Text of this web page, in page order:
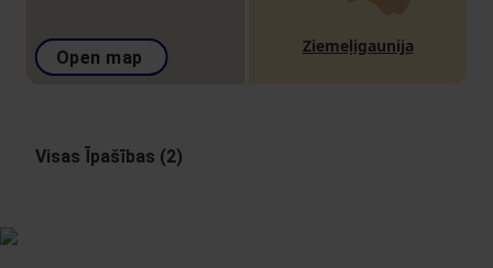
Open map
Ziemeļigaunija
Visas Īpašības (2)